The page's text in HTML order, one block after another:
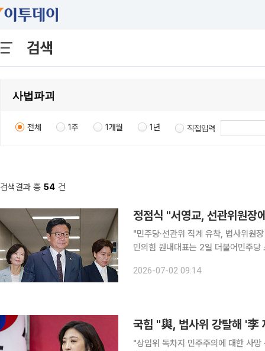
검색
전체 1주 1개월 1년 직접입력
검색결과 총 54 건
정점식 "서영교, 선관위원장
"민주당·선관위 직계 유착, 법사위원장
민의힘 원내대표는 2일 더불어민주
2026-07-02 09:14
국힘 "與, 법사위 강탈해 '李
"상임위 독차지 민주주의에 대한 사망 선언